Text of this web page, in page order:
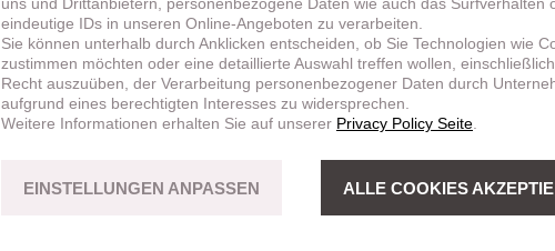
eindeutige IDs in unseren Online-Angeboten zu verarbeiten.
Sie können unterhalb durch Anklicken entscheiden, ob Sie Technologien wie
zustimmen möchten oder eine detaillierte Auswahl treffen wollen,
Recht auszuüben, der Verarbeitung personenbezogener Daten durch
aufgrund eines berechtigten Interesses zu widersprechen.
Weitere Informationen erhalten Sie auf unserer Privacy Policy Seite
EINSTELLUNGEN ANPASSEN ALLE COOKIES